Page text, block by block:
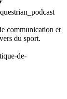
communication et
du sport.
de-